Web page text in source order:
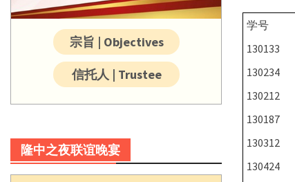
学号
130133
130234
130212
130187
130312
130424
宗旨 | Objectives
信托人 | Trustee
隆中之夜联谊晚宴